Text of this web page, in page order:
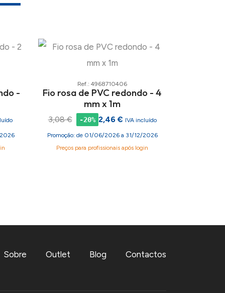
-
Ref.: 4968710406
Fio rosa de PVC redondo - 4
mm x 1m
3,08 € -20% 2,46 € IVA incluído
Promoção: de 01/06/2026 a 31/12/2026
Preços para profissionais após login
Sobre Outlet Blog Contactos